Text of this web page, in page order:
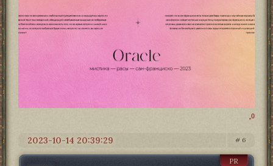
0
6
2023-10-14 20:39:29
PR